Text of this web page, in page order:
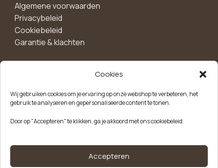
Cookies
Wij gebruiken cookies om je ervaring op onze webshop te verbeteren, het
gebruik te analyseren en gepersonaliseerde content te tonen.
Door op "Accepteren" te klikken, ga je akkoord met ons cookiebeleid.
Accepteren
Algemene voorwaarden
Privacybeleid
Cookiebeleid
Garantie & klachten
korting!
aanbiedingen, nieuwe producten en handige tips.